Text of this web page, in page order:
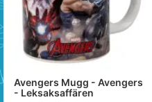
Avengers Mugg - Avengers
- Leksaksaffären